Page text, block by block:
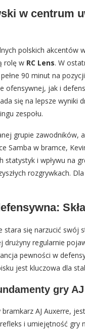
w centrum
polskich akcentów
rolę w RC Lens. W
90 minut na
ofensywnej, jak i
się na lepsze
zespołu.
grupie zawodników,
Samba w bramce,
statystyk i wpływu na
rozgrywkach.
stara się narzucić
regularnie
pewności w
jest kluczowa dla
gry
AJ Auxerre,
i umiejętność